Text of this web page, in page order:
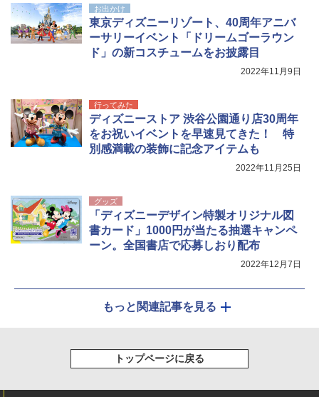
広げるだけ パッとサッとテント キューブワ
イド ブラックコーティング フルクローズ メ
ッシュ 4人用 簡単設置 ポップアップテント P
ATCW-150B エクルベージュ
通気窓付き】収納袋付き UVカット 防水 防災
コンパクト iimono117 (ブルー)
￥3,080
お出かけ
東京ディズニーリゾート、40周年アニバ
ーサリーイベント「ドリームゴーラウン
ド」の新コスチュームをお披露目
2022年11月9日
行ってみた
ディズニーストア 渋谷公園通り店30周年
をお祝いイベントを早速見てきた！ 特
別感満載の装飾に記念アイテムも
2022年11月25日
グッズ
「ディズニーデザイン特製オリジナル図
書カード」1000円が当たる抽選キャンペ
ーン。全国書店で応募しおり配布
2022年12月7日
もっと関連記事を見る
トップページに戻る